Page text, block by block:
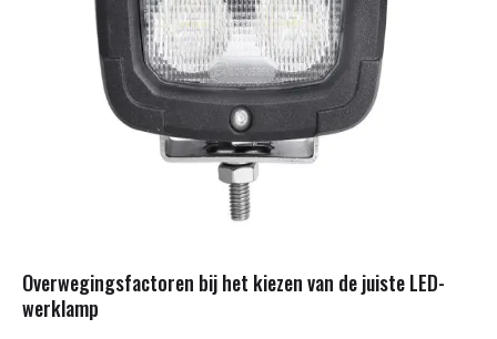
Overwegingsfactoren bij het kiezen van de juiste LED-
werklamp